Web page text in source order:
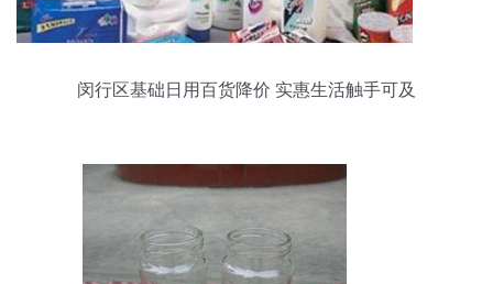
闵行区基础日用百货降价 实惠生活触手可及